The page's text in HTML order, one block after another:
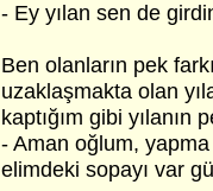
- Ey yılan sen de
Ben olanların pek
uzaklaşmakta olan
kaptığım gibi yılanın
- Aman oğlum, yapma
elimdeki sopayı var